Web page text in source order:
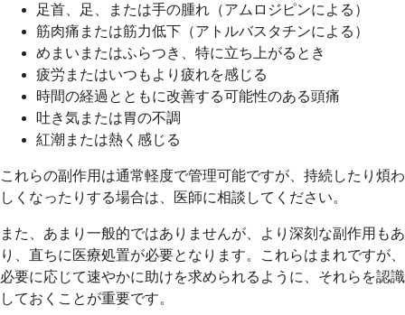
足首、足、または手の腫れ（アムロジピンによる）
筋肉痛または筋力低下（アトルバスタチンによる）
めまいまたはふらつき、特に立ち上がるとき
疲労またはいつもより疲れを感じる
時間の経過とともに改善する可能性のある頭痛
吐き気または胃の不調
紅潮または熱く感じる
これらの副作用は通常軽度で管理可能ですが、持続したり煩わ
しくなったりする場合は、医師に相談してください。
また、あまり一般的ではありませんが、より深刻な副作用もあ
り、直ちに医療処置が必要となります。これらはまれですが、
必要に応じて速やかに助けを求められるように、それらを認識
しておくことが重要です。